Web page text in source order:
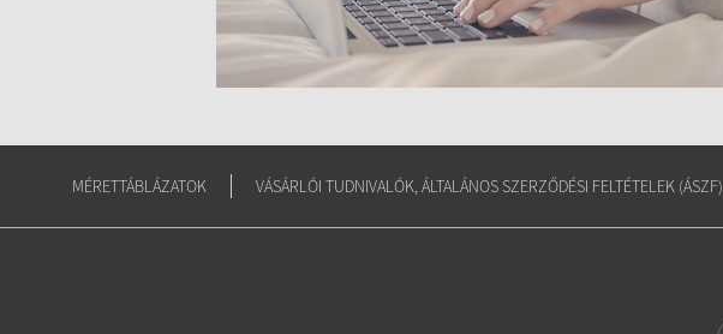
MÉRETTÁBLÁZATOK VÁSÁRLÓI TUDNIVALÓK, ÁLTALÁNOS SZERZŐDÉSI FELTÉTELEK (ÁSZF)